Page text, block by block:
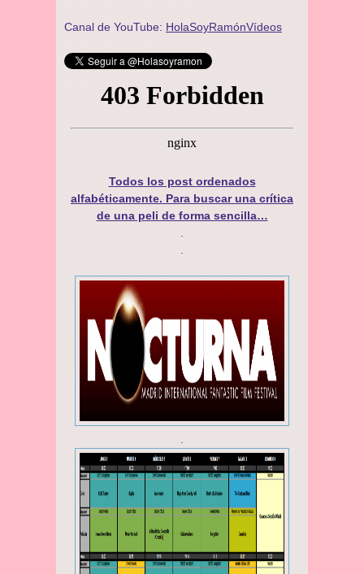
Canal de YouTube: HolaSoyRamónVídeos
Todos los post ordenados
alfabéticamente. Para buscar una crítica
de una peli de forma sencilla…